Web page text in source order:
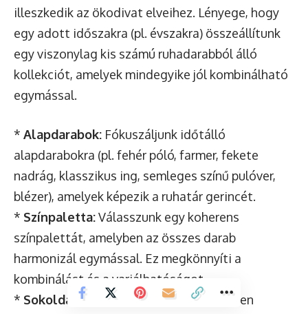
illeszkedik az ökodivat elveihez. Lényege, hogy
egy adott időszakra (pl. évszakra) összeállítunk
egy viszonylag kis számú ruhadarabból álló
kollekciót, amelyek mindegyike jól kombinálható
egymással.
* Alapdarabok: Fókuszáljunk időtálló
alapdarabokra (pl. fehér póló, farmer, fekete
nadrág, klasszikus ing, semleges színű pulóver,
blézer), amelyek képezik a ruhatár gerincét.
* Színpaletta:Válasszunk egy koherens
színpalettát, amelyben az összes darab
harmonizál egymással. Ez megkönnyíti a
kombinálást és a variálhatóságot.
* Sokoldalúság:Minden ruhadarab legyen